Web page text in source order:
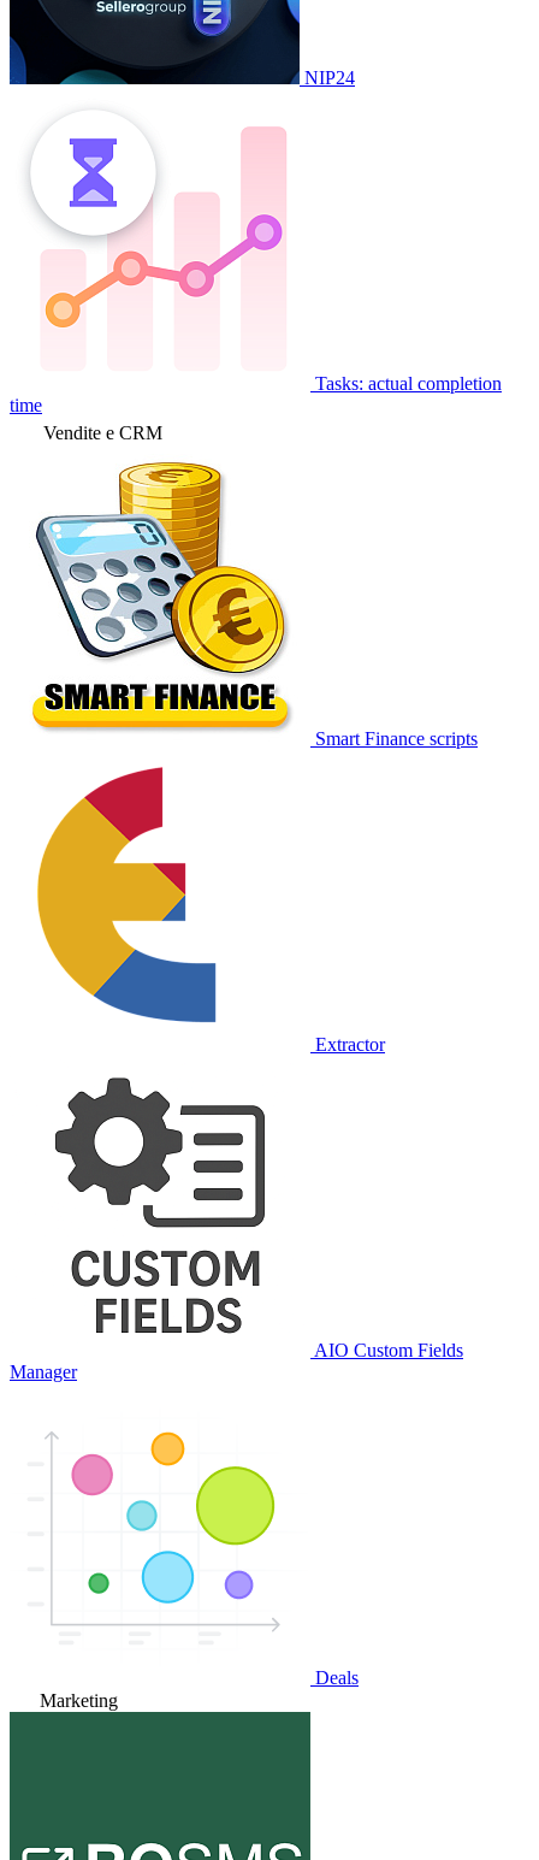
NIP24
Tasks: actual completion
time
Vendite e CRM
Smart Finance scripts
Extractor
AIO Custom Fields
Manager
Deals
Marketing